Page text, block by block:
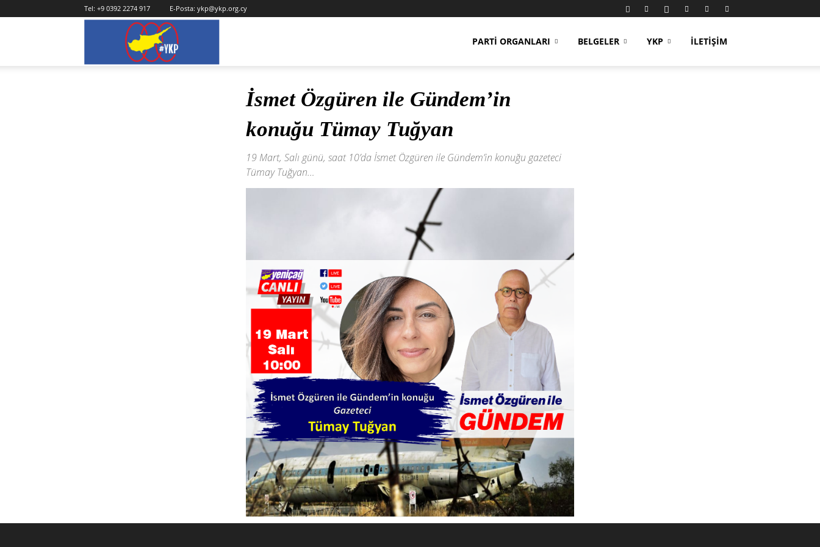
Tel: +9 0392 2274 917 E-Posta: ykp@ykp.org.cy
PARTI ORGANLARI BELGELER YKP İLETIŞIM
İsmet Özgüren ile Gündem’in
konuğu Tümay Tuğyan
19 Mart, Salı günü, saat 10’da İsmet Özgüren ile Gündem’in konuğu gazeteci
Tümay Tuğyan…